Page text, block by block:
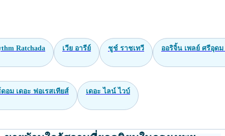
Ratchada เวีย อารีย์ ชูช์ ราชเทวี ออริจิ้น เพลย์ ศรีอุด
อม เดอะ ฟอเรสเทียส์ เดอะ ไลน์ ไวบ์